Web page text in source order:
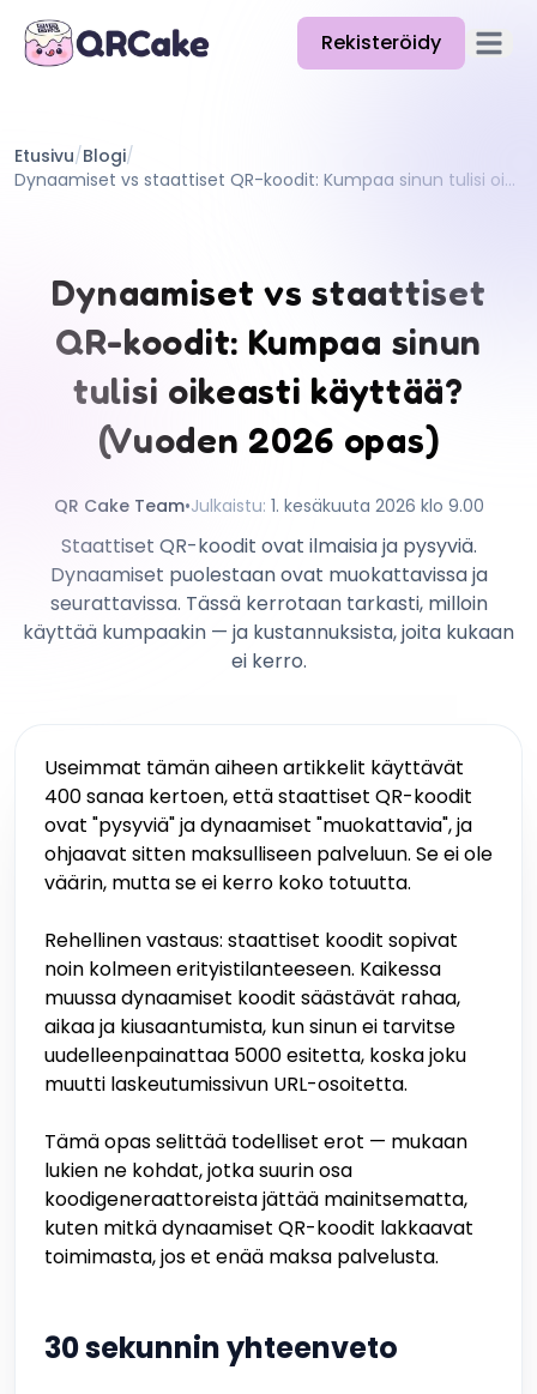
Rekisteröidy Avaa
Hinnat
Dokumentaatio
Ohje
API
Etusivu/Blogi/
Dynaamiset vs staattiset QR-koodit: Kumpaa sinun tulisi oikeasti käyttää? (Vuoden 2026 opas)
Dynaamiset vs staattiset
QR-koodit: Kumpaa sinun
tulisi oikeasti käyttää?
(Vuoden 2026 opas)
QR Cake Team•Julkaistu: 1. kesäkuuta 2026 klo 9.00
Staattiset QR-koodit ovat ilmaisia ja pysyviä.
Dynaamiset puolestaan ovat muokattavissa ja
seurattavissa. Tässä kerrotaan tarkasti, milloin
käyttää kumpaakin — ja kustannuksista, joita kukaan
ei kerro.
Useimmat tämän aiheen artikkelit käyttävät
400 sanaa kertoen, että staattiset QR-koodit
ovat "pysyviä" ja dynaamiset "muokattavia", ja
ohjaavat sitten maksulliseen palveluun. Se ei ole
väärin, mutta se ei kerro koko totuutta.
Rehellinen vastaus: staattiset koodit sopivat
noin kolmeen erityistilanteeseen. Kaikessa
muussa dynaamiset koodit säästävät rahaa,
aikaa ja kiusaantumista, kun sinun ei tarvitse
uudelleenpainattaa 5000 esitetta, koska joku
muutti laskeutumissivun URL-osoitetta.
Tämä opas selittää todelliset erot — mukaan
lukien ne kohdat, jotka suurin osa
koodigeneraattoreista jättää mainitsematta,
kuten mitkä dynaamiset QR-koodit lakkaavat
toimimasta, jos et enää maksa palvelusta.
30 sekunnin yhteenveto